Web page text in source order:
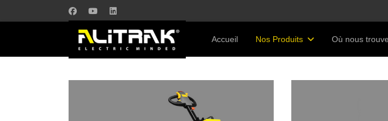
Accueil Nos Produits Où nous